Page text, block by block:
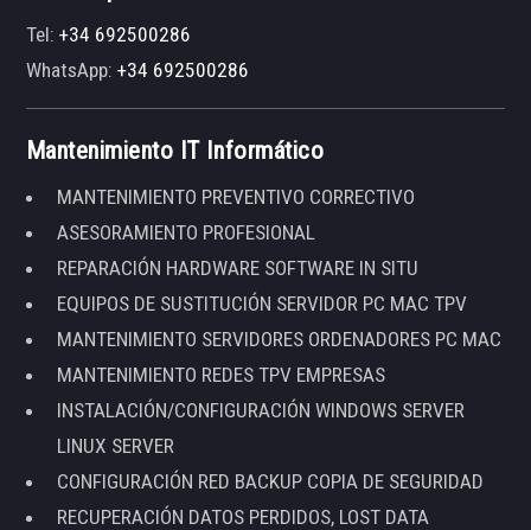
Tel:+34 692500286
WhatsApp:+34 692500286
Mantenimiento IT Informático
MANTENIMIENTO PREVENTIVO CORRECTIVO
ASESORAMIENTO PROFESIONAL
REPARACIÓN HARDWARE SOFTWARE IN SITU
EQUIPOS DE SUSTITUCIÓN SERVIDOR PC MAC TPV
MANTENIMIENTO SERVIDORES ORDENADORES PC MAC
MANTENIMIENTO REDES TPV EMPRESAS
INSTALACIÓN/CONFIGURACIÓN WINDOWS SERVER
LINUX SERVER
CONFIGURACIÓN RED BACKUP COPIA DE SEGURIDAD
RECUPERACIÓN DATOS PERDIDOS, LOST DATA